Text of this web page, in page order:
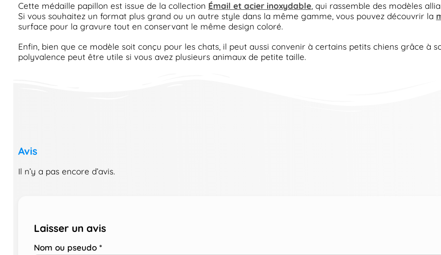
Cette médaille papillon est issue de la collection Émail et acier inoxydable, qui rassemble des modèles
Si vous souhaitez un format plus grand ou un autre style dans la même gamme, vous pouvez découvrir la
surface pour la gravure tout en conservant le même design coloré.
Enfin, bien que ce modèle soit conçu pour les chats, il peut aussi convenir à certains petits chiens grâce à
polyvalence peut être utile si vous avez plusieurs animaux de petite taille.
Avis
Il n’y a pas encore d’avis.
Laisser un avis
Nom ou pseudo *